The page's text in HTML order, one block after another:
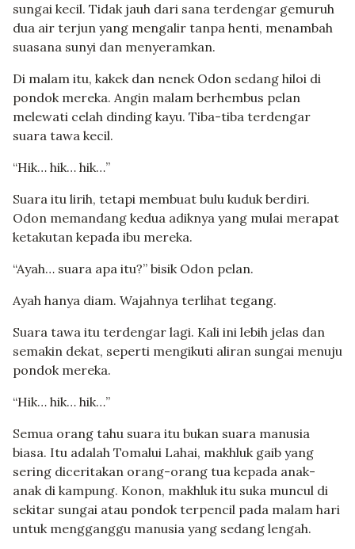
sungai kecil. Tidak jauh dari sana terdengar gemuruh
dua air terjun yang mengalir tanpa henti, menambah
suasana sunyi dan menyeramkan.
Di malam itu, kakek dan nenek Odon sedang hiloi di
pondok mereka. Angin malam berhembus pelan
melewati celah dinding kayu. Tiba-tiba terdengar
suara tawa kecil.
“Hik… hik… hik…”
Suara itu lirih, tetapi membuat bulu kuduk berdiri.
Odon memandang kedua adiknya yang mulai merapat
ketakutan kepada ibu mereka.
“Ayah… suara apa itu?” bisik Odon pelan.
Ayah hanya diam. Wajahnya terlihat tegang.
Suara tawa itu terdengar lagi. Kali ini lebih jelas dan
semakin dekat, seperti mengikuti aliran sungai menuju
pondok mereka.
“Hik… hik… hik…”
Semua orang tahu suara itu bukan suara manusia
biasa. Itu adalah Tomalui Lahai, makhluk gaib yang
sering diceritakan orang-orang tua kepada anak-
anak di kampung. Konon, makhluk itu suka muncul di
sekitar sungai atau pondok terpencil pada malam hari
untuk mengganggu manusia yang sedang lengah.